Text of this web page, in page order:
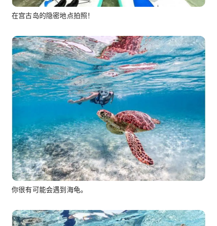
在宫古岛的隐密地点拍照！
你很有可能会遇到海龟。